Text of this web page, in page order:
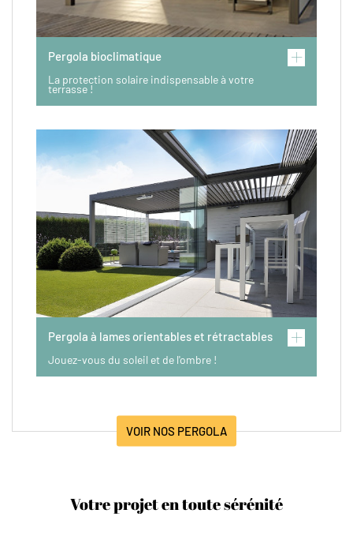
Pergola bioclimatique
La protection solaire indispensable à votre
terrasse !
Pergola à lames orientables et rétractables
Jouez-vous du soleil et de l'ombre !
VOIR NOS PERGOLA
Votre projet en toute sérénité